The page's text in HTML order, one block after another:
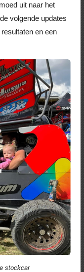
uit naar het
volgende updates
en een
stockcar